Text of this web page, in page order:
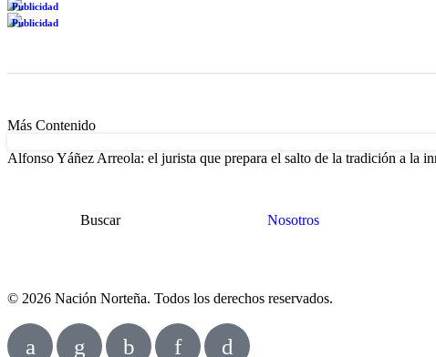
Publicidad
Publicidad
Más Contenido
Alfonso Yáñez Arreola: el jurista que prepara el salto de la tradición a la
Buscar Nosotros
© 2026 Nación Norteña. Todos los derechos reservados.